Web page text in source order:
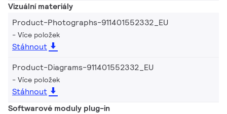
Vizuální materiály
Product-Photographs-911401552332_EU
Více položek
Stáhnout
Product-Diagrams-911401552332_EU
Více položek
Stáhnout
Softwarové moduly plug-in